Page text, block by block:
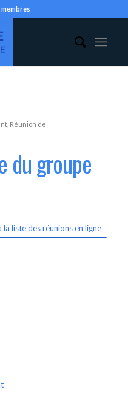
, Réunion de
du groupe
la liste des réunions en ligne